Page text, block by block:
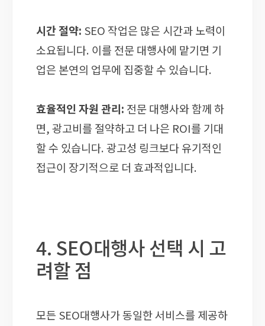
시간 절약: SEO 작업은 많은 시간과 노력이
소요됩니다. 이를 전문 대행사에 맡기면 기
업은 본연의 업무에 집중할 수 있습니다.
효율적인 자원 관리: 전문 대행사와 함께 하
면, 광고비를 절약하고 더 나은 ROI를 기대
할 수 있습니다. 광고성 링크보다 유기적인
접근이 장기적으로 더 효과적입니다.
4. SEO대행사 선택 시 고
려할 점
모든 SEO대행사가 동일한 서비스를 제공하